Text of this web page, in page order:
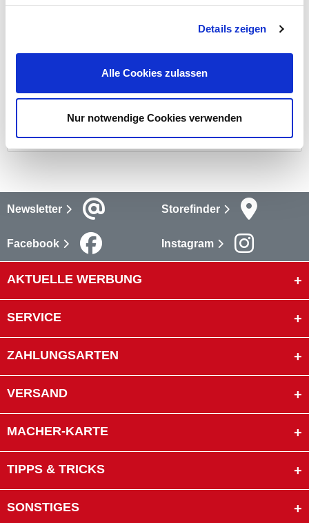
Details zeigen
Alle Cookies zulassen
Nur notwendige Cookies verwenden
Dichten und Dämmen von Anschlussfugen zwischen
Bewertungen
Versandkosten
mehr
Newsletter Storefinder
Facebook Instagram
AKTUELLE WERBUNG
SERVICE
ZAHLUNGSARTEN
VERSAND
MACHER-KARTE
TIPPS & TRICKS
SONSTIGES